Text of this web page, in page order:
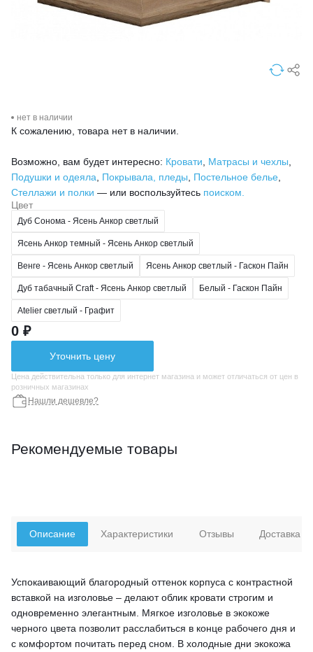
нет в наличии
К сожалению, товара нет в наличии.
Возможно, вам будет интересно: Кровати Матрасы и чехлы
Подушки и одеяла
Покрывала, пледы Постельное белье
Стеллажи и полки — или воспользуйтесь поиском.
Цвет
Дуб Сонома - Ясень Анкор светлый
Ясень Анкор темный - Ясень Анкор светлый
Венге - Ясень Анкор светлый Ясень Анкор светлый - Гаскон Пайн
Дуб табачный Craft - Ясень Анкор светлый Белый - Гаскон Пайн
Atelier светлый - Графит
0 ₽
Уточнить цену
Цена действительна только для интернет магазина и может отличаться от цен в
розничных магазинах
Нашли дешевле?
Рекомендуемые товары
Описание
Успокаивающий благородный оттенок корпуса с контрастной
вставкой на изголовье – делают облик кровати строгим и
одновременно элегантным. Мягкое изголовье в экокоже
черного цвета позволит расслабиться в конце рабочего дня и
с комфортом почитать перед сном. В холодные дни экокожа
Характеристики Отзывы Доставка